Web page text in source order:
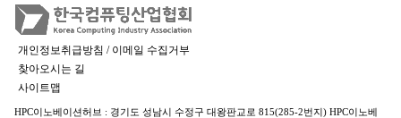
개인정보취급방침 / 이메일 수집거부
찾아오시는 길
사이트맵
HPC이노베이션허브 : 경기도 성남시 수정구 대왕판교로 815(285-2번지) HPC이노베